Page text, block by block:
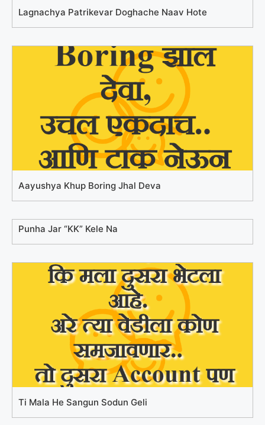
Lagnachya Patrikevar Doghache Naav Hote
Aayushya Khup Boring Jhal Deva
Punha Jar “KK” Kele Na
Ti Mala He Sangun Sodun Geli